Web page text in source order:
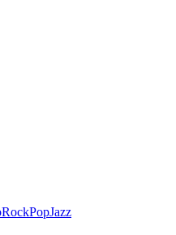
RockPopJazz